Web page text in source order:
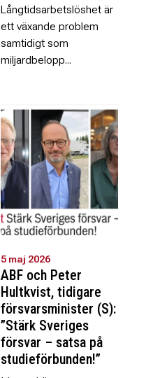
Långtidsarbetslöshet är
ett växande problem
samtidigt som
miljardbelopp...
5 maj 2026
ABF och Peter
Hultkvist, tidigare
försvarsminister (S):
”Stärk Sveriges
försvar – satsa på
studieförbunden!”